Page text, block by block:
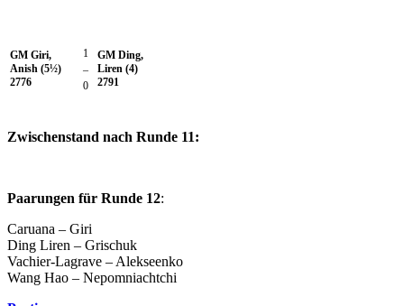
GM Giri,
Anish (5½)
2776
1
–
0
GM Ding,
Liren (4)
2791
Zwischenstand nach Runde 11:
Paarungen für Runde 12:
Caruana – Giri
Ding Liren – Grischuk
Vachier-Lagrave – Alekseenko
Wang Hao – Nepomniachtchi